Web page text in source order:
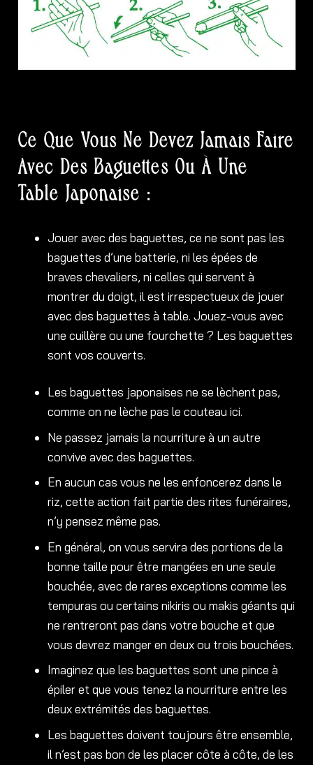
Ce Que Vous Ne Devez Jamais Faire
Avec Des Baguettes Ou À Une
Table Japonaise :
Jouer avec des baguettes, ce ne sont pas les
baguettes d’une batterie, ni les épées de
braves chevaliers, ni celles qui servent à
montrer du doigt, il est irrespectueux de jouer
avec des baguettes à table. Jouez-vous avec
une cuillère ou une fourchette ? Les baguettes
sont vos couverts.
Les baguettes japonaises ne se lèchent pas,
comme on ne lèche pas le couteau ici.
Ne passez jamais la nourriture à un autre
convive avec des baguettes.
En aucun cas vous ne les enfoncerez dans le
riz, cette action fait partie des rites funéraires,
n’y pensez même pas.
En général, on vous servira des portions de la
bonne taille pour être mangées en une seule
bouchée, avec de rares exceptions comme les
tempuras ou certains nikiris ou makis géants qui
ne rentreront pas dans votre bouche et que
vous devrez manger en deux ou trois bouchées.
Imaginez que les baguettes sont une pince à
épiler et que vous tenez la nourriture entre les
deux extrémités des baguettes.
Les baguettes doivent toujours être ensemble,
il n’est pas bon de les placer côte à côte, de les